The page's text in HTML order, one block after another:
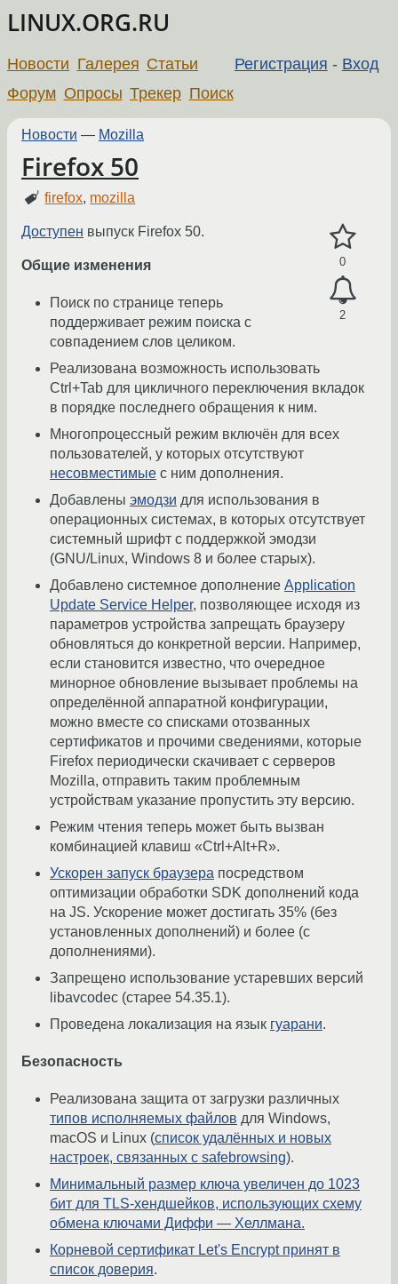
LINUX.ORG.RU
Регистрация - Вход
Новости Галерея Статьи
Форум Опросы Трекер Поиск
Новости — Mozilla
Firefox 50
firefox, mozilla
0
2
Доступен выпуск Firefox 50.
Общие изменения
Поиск по странице теперь
поддерживает режим поиска с
совпадением слов целиком.
Реализована возможность использовать
Ctrl+Tab для цикличного переключения вкладок
в порядке последнего обращения к ним.
Многопроцессный режим включён для всех
пользователей, у которых отсутствуют
несовместимые с ним дополнения.
Добавлены эмодзи для использования в
операционных системах, в которых отсутствует
системный шрифт с поддержкой эмодзи
(GNU/Linux, Windows 8 и более старых).
Добавлено системное дополнение Application
Update Service Helper, позволяющее исходя из
параметров устройства запрещать браузеру
обновляться до конкретной версии. Например,
если становится известно, что очередное
минорное обновление вызывает проблемы на
определённой аппаратной конфигурации,
можно вместе со списками отозванных
сертификатов и прочими сведениями, которые
Firefox периодически скачивает с серверов
Mozilla, отправить таким проблемным
устройствам указание пропустить эту версию.
Режим чтения теперь может быть вызван
комбинацией клавиш «Ctrl+Alt+R».
Ускорен запуск браузера посредством
оптимизации обработки SDK дополнений кода
на JS. Ускорение может достигать 35% (без
установленных дополнений) и более (с
дополнениями).
Запрещено использование устаревших версий
libavcodec (старее 54.35.1).
Проведена локализация на язык гуарани.
Безопасность
Реализована защита от загрузки различных
типов исполняемых файлов для Windows,
macOS и Linux (список удалённых и новых
настроек, связанных с safebrowsing).
Минимальный размер ключа увеличен до 1023
бит для TLS-хендшейков, использующих схему
обмена ключами Диффи — Хеллмана.
Корневой сертификат Let's Encrypt принят в
список доверия.